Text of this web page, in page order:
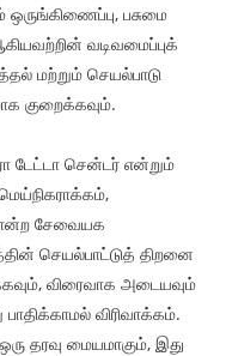
பசுமை
வடிவமைப்புக்
மற்றும் செயல்பாடு
குறைக்கவும்.
டேட்டா சென்டர் என்றும்
சேவையக
செயல்பாட்டுத் திறனை
விரைவாக அடையவும்
விரிவாக்கம்.
தரவு மையமாகும், இது